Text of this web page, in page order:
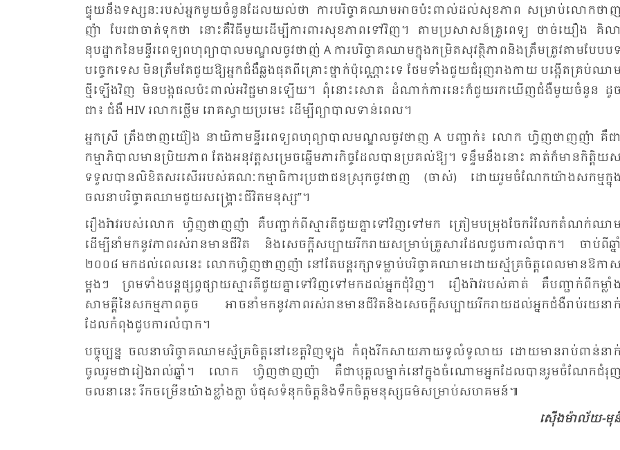
ផ្ទុយ​នឹង​ទស្សនៈ​របស់​អ្នក​មួយ​ចំ​នួន​ដែល​យល់​ថា ការ​បរិច្ចាគ​ឈាម​អាច​ប៉ះ​ពាល់​ដល់​សុខ​ភាព​ សម្រាប់​លោកថា
ញ៉ា បែរ​ជា​ចាត់​ទុក​ថា នោះ​គឺ​វិធី​មួយ​ដើម្បី​ការ​ពារ​សុខ​ភាព​ទៅ​វិញ។ តាម​ប្រ​សាសន៍​គ្រូ​ពេទ្យ ថាច់​យឿង គិល
នុបដ្ឋាក​នៃ​មន្ទីរ​ពេទ្យ​ពហុ​ព្យា​បាល​មណ្ឌល​ចូវ​ថាញ់ A ការ​បរិ​ច្ចាគ​ឈាម​ក្នុង​កម្រិត​សុ​វត្ថិ​ភាព​និង​ត្រឹម​ត្រូវ​តាម​បែប​ប
បច្ចេក​ទេស មិន​ត្រឹម​តែ​ជួយ​ឱ្យ​អ្នក​ជំងឺ​ឆ្លង​ផុត​ពី​គ្រោះ​ថ្នាក់​ប៉ុណ្ណោះ​ទេ ថែម​ទាំង​ជួយ​ជំ​រុញ​រាង​កាយ បង្កើត​គ្រប់​ឈា
ថ្មី​ឡើង​វិញ មិន​បង្ក​ផល​ប៉ះ​ពាល់​អវិជ្ជ​មាន​ឡើយ។ ពុំ​នោះ​សោត ដំ​ណាក់​ការ​នេះ​ក៏​ជួយ​រក​ឃើញ​ជំងឺ​មួយ​ចំ​នួន ដូ
ជា៖ ជំងឺ HIV រលាក​ថ្លើម រោគ​ស្វាយ​ប្រ​មេះ ដើម្បី​ព្យា​បាល​ទាន់​ពេល។
អ្នក​ស្រី ត្រឹង​ថាញ​យ៉ៀង នា​យិ​កា​មន្ទីរ​ពេទ្យ​ពហុ​ព្យា​បាល​មណ្ឌល​ចូវ​ថាញ A បញ្ជាក់៖ លោក ហ្វិញ​ថាញ​ញ៉ា គឺ​ជ
កម្មា​ភិបាល​មាន​ប្រិយ​ភាព តែង​អនុវត្ត​សម្រេច​ឆ្នើម​ភារ​កិច្ច​ដែល​បាន​ប្រ​គល់​ឱ្យ។ ទន្ទឹម​នឹង​នោះ គាត់​ក៏​មាន​កិត្តិ​យ
ទទួល​បាន​លិ​ខិត​សរ​សើរ​របស់​គណៈ​កម្មា​ធិការ​ប្រ​ជា​ជន​ស្រុក​ចូវ​ថាញ (ចាស់) ដោយ​រួម​ចំ​ណែក​យ៉ាង​សកម្មក្នុ
ចលនា​បរិច្ចាគ​ឈាម​ជួយ​សង្គ្រោះ​ជី​វិត​មនុស្ស”។
រឿង​រ៉ាវ​របស់​លោក ហ្វិញ​ថាញ​ញ៉ា គឺ​បញ្ជាក់​ពី​ស្មារតី​ជួយ​គ្នា​ទៅ​វិញ​ទៅ​មក ត្រៀម​បម្រុង​ចែករំ​លែក​តំ​ណក់​ឈា
ដើម្បី​នាំ​មក​នូវ​ភាព​រស់​រាន​មាន​ជី​វិត និង​សេចក្តី​សប្បាយ​រីក​រាយ​សម្រាប់​គ្រួ​សារ​ដែល​ជួប​ការ​លំ​បាក។ ចាប់​ពី​ឆ្ន
២០០៨ មក​ដល់​ពេល​នេះ លោក​ហ្វិញ​ថាញ​ញ៉ា នៅ​តែ​បន្ត​រក្សា​ទម្លាប់​បរិច្ចាគ​ឈាម​ដោយ​ស្ម័គ្រ​ចិត្ត​ពេល​មាន​ឱកា
ម្តងៗ ព្រម​ទាំង​បន្ត​ផ្សព្វ​ផ្សាយ​ស្មារតី​ជួយ​គ្នា​ទៅ​វិញ​ទៅ​មក​ដល់​អ្នក​ជុំ​វិញ។ រឿង​រ៉ាវ​របស់​គាត់ គឺ​បញ្ជាក់​ពី​កម្លាំ
សាមគ្គី​នៃ​សកម្ម​ភាព​តូច អាច​នាំ​មក​នូវ​ភាព​រស់​រាន​មាន​ជីវិត​និង​សេចក្តី​សប្បាយ​រីក​រាយ​ដល់​អ្នក​ជំងឺ​រាប់​រយ​នា
ដែល​កំ​ពុង​ជួប​ការ​លំ​បាក។
បច្ចុប្បន្ន ចលនា​បរិច្ចាគ​ឈាម​ស្ម័គ្រ​ចិត្ត​នៅ​ខេត្ត​វិញ​ឡុង កំ​ពុង​រីក​សាយ​ភាយ​ទូ​លំ​ទូ​លាយ ដោយ​មាន​រាប់​ពាន់​នា
ចូល​រួម​ជា​រៀង​រាល់​ឆ្នាំ។ លោក ហ្វិញ​ថាញ​ញ៉ា គឺ​ជា​បុគ្គល​ម្នាក់​នៅ​ក្នុង​ចំ​ណោម​អ្នក​ដែល​បាន​រួម​ចំ​ណែក​ជំ​រុ
ចលនា​នេះ​ រីក​ចម្រើន​យ៉ាង​ខ្លាំង​ក្លា បំ​ផុស​ទំ​នុក​ចិត្ត​និង​ទឹក​ចិត្ត​មនុស្ស​ធម៌​សម្រាប់​សហគ​មន៍៕
ស៊ើង​ម៉ាល័យ-មុ